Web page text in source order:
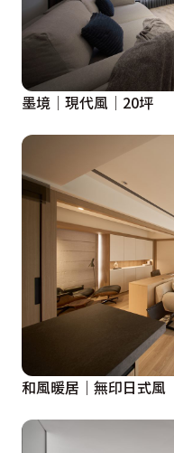
墨境│現代風│20坪
和風暖居｜無印日式風